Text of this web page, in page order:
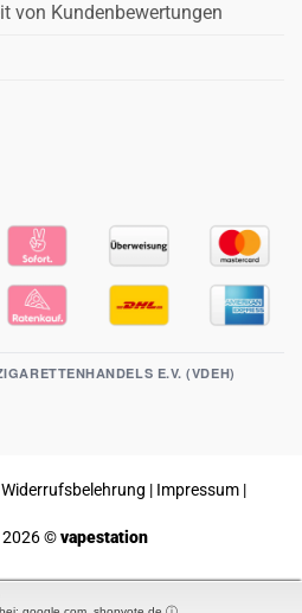
von Kundenbewertungen
E.V. (VDEH)
Widerrufsbelehrung | Impressum |
2026 ©vapestation
widerrufen